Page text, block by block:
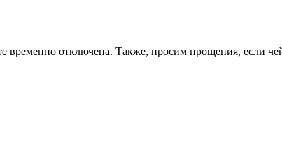
временно отключена. Также, просим прощения, если